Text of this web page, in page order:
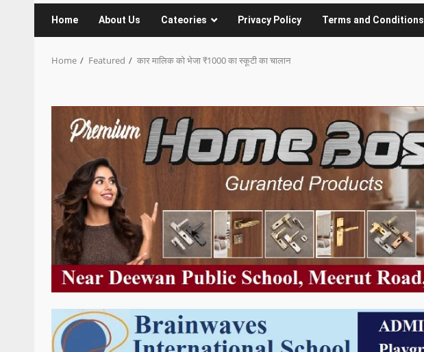
Home About Us Cateories Privacy Policy Terms and Conditions
Home Featured कार मालिक को भेजा ₹1000 का स्कूटी का चालान